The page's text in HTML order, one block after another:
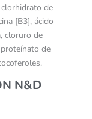
de
[B3], ácido
cloruro de
de
N&D